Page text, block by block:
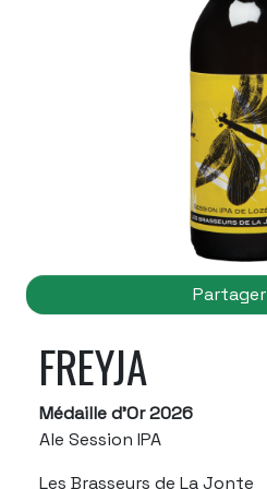
Partager
FREYJA
Médaille d'Or 2026
Ale Session IPA
Les Brasseurs de La Jonte